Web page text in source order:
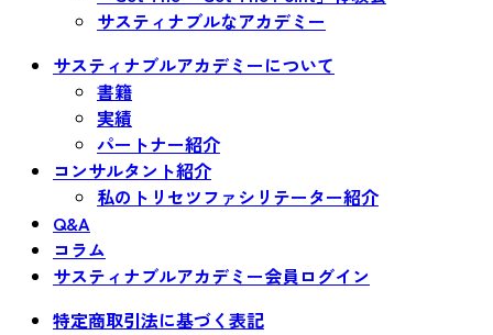
サスティナブルなアカデミー
サスティナブルアカデミーについて
書籍
実績
パートナー紹介
コンサルタント紹介
私のトリセツファシリテーター紹介
Q&A
コラム
サスティナブルアカデミー会員ログイン
特定商取引法に基づく表記